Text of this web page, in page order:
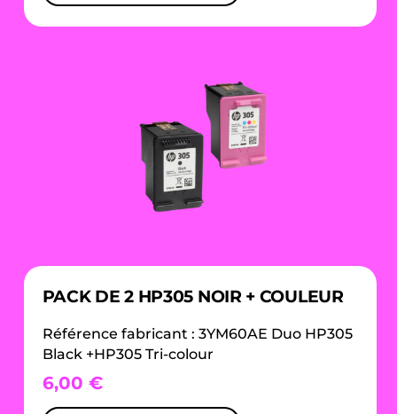
PACK DE 2 HP305 NOIR + COULEUR
Référence fabricant : 3YM60AE Duo HP305
Black +HP305 Tri-colour
6,00 €